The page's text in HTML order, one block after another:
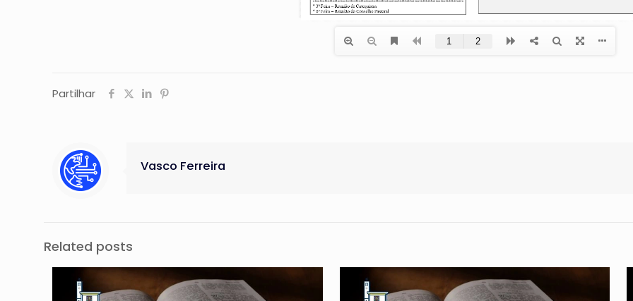
Partilhar
Vasco Ferreira
Related posts